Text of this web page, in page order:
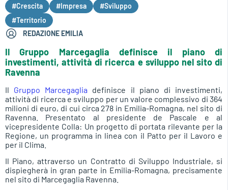
#Crescita
#Impresa
#Sviluppo
#Territorio
REDAZIONE EMILIA
Il Gruppo Marcegaglia definisce il piano di
investimenti, attività di ricerca e sviluppo nel sito di
Ravenna
Il Gruppo Marcegaglia definisce il piano di investimenti,
attività di ricerca e sviluppo per un valore complessivo di 364
milioni di euro, di cui circa 278 in Emilia-Romagna, nel sito di
Ravenna. Presentato al presidente de Pascale e al
vicepresidente Colla: Un progetto di portata rilevante per la
Regione, un programma in linea con il Patto per il Lavoro e
per il Clima.
Il Piano, attraverso un Contratto di Sviluppo Industriale, si
dispiegherà in gran parte in Emilia-Romagna, precisamente
nel sito di Marcegaglia Ravenna.